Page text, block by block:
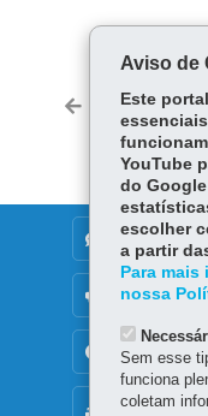
Voltar
MAPA DO SITE
DENUNCIE
OUVIDORIA
Aviso de
Este
essenciais
YouTube
do
escolher
a partir
Para
nossa
Sem esse
funciona
coletam